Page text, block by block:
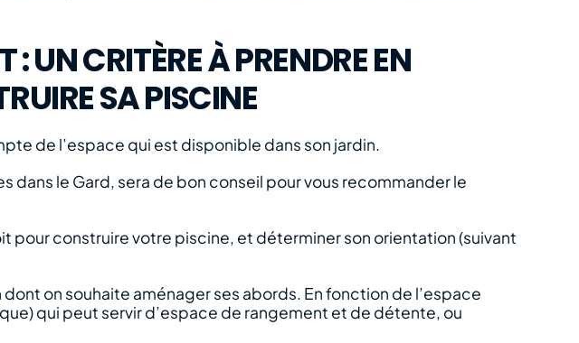
UN CRITÈRE À PRENDRE EN
SA PISCINE
de l’espace qui est disponible dans son jardin.
dans le Gard, sera de bon conseil pour vous recommander le
pour construire votre piscine, et déterminer son orientation (suivant
on souhaite aménager ses abords. En fonction de l’espace
qui peut servir d’espace de rangement et de détente, ou